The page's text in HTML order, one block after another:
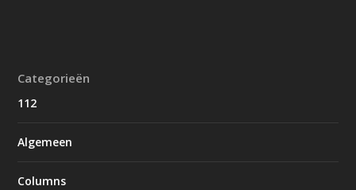
Categorieën
112
Algemeen
Columns